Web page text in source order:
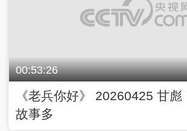
00:53:26
《老兵你好》 20260425 甘
故事多